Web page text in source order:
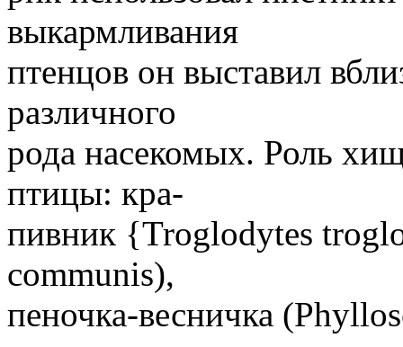
выкармливания
птенцов он выставил
различного
рода насекомых. Роль
птицы: кра-
пивник {Troglodytes
communis),
пеночка-весничка